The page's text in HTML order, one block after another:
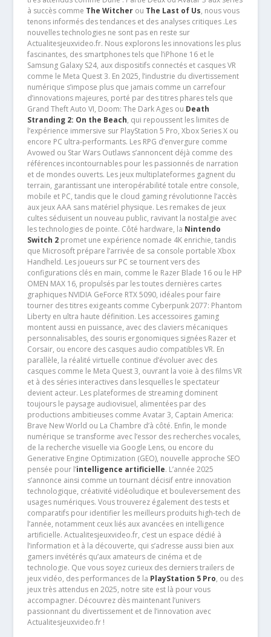
à succès comme The Witcherou The Last of Us, nous vous
tenons informés des tendances et des analyses critiques .Les
nouvelles technologies ne sont pas en reste sur
Actualitesjeuxvideo.fr. Nous explorons les innovations les plus
fascinantes, des smartphones tels que l’iPhone 16 et le
Samsung Galaxy S24, aux dispositifs connectés et casques VR
comme le Meta Quest 3. En 2025, l’industrie du divertissement
numérique s’impose plus que jamais comme un carrefour
d’innovations majeures, porté par des titres phares tels que
Grand Theft Auto VI, Doom: The Dark Ages ou Death
Stranding 2: On the Beach, qui repoussent les limites de
l’expérience immersive sur PlayStation 5 Pro, Xbox Series X ou
encore PC ultra-performants. Les RPG d’envergure comme
Avowed ou Star Wars Outlaws s’annoncent déjà comme des
références incontournables pour les passionnés de narration
et de mondes ouverts. Les jeux multiplateformes gagnent du
terrain, garantissant une interopérabilité totale entre console,
mobile et PC, tandis que le cloud gaming révolutionne l’accès
aux jeux AAA sans matériel physique. Les remakes de jeux
cultes séduisent un nouveau public, ravivant la nostalgie avec
les technologies de pointe. Côté hardware, la Nintendo
Switch 2promet une expérience nomade 4K enrichie, tandis
que Microsoft prépare l’arrivée de sa console portable Xbox
Handheld. Les joueurs sur PC se tournent vers des
configurations clés en main, comme le Razer Blade 16 ou le HP
OMEN MAX 16, propulsés par les toutes dernières cartes
graphiques NVIDIA GeForce RTX 5090, idéales pour faire
tourner des titres exigeants comme Cyberpunk 2077: Phantom
Liberty en ultra haute définition. Les accessoires gaming
montent aussi en puissance, avec des claviers mécaniques
personnalisables, des souris ergonomiques signées Razer et
Corsair, ou encore des casques audio compatibles VR. En
parallèle, la réalité virtuelle continue d’évoluer avec des
casques comme le Meta Quest 3, ouvrant la voie à des films VR
et à des séries interactives dans lesquelles le spectateur
devient acteur. Les plateformes de streaming dominent
toujours le paysage audiovisuel, alimentées par des
productions ambitieuses comme Avatar 3, Captain America:
Brave New World ou La Chambre d’à côté. Enfin, le monde
numérique se transforme avec l’essor des recherches vocales,
de la recherche visuelle via Google Lens, ou encore du
Generative Engine Optimization (GEO), nouvelle approche SEO
pensée pour l’intelligence artificielle. L’année 2025
s’annonce ainsi comme un tournant décisif entre innovation
technologique, créativité vidéoludique et bouleversement des
usages numériques. Vous trouverez également des tests et
comparatifs pour identifier les meilleurs produits high-tech de
l’année, notamment ceux liés aux avancées en intelligence
artificielle. Actualitesjeuxvideo.fr, c’est un espace dédié à
l’information et à la découverte, qui s’adresse aussi bien aux
gamers invétérés qu’aux amateurs de cinéma et de
technologie. Que vous soyez curieux des derniers trailers de
jeux vidéo, des performances de la PlayStation 5 Pro, ou des
jeux très attendus en 2025, notre site est là pour vous
accompagner. Découvrez dès maintenant l’univers
passionnant du divertissement et de l’innovation avec
Actualitesjeuxvideo.fr !